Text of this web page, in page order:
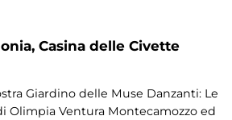
Casina delle Civette
Giardino delle Muse Danzanti: Le
Olimpia Ventura Montecamozzo ed